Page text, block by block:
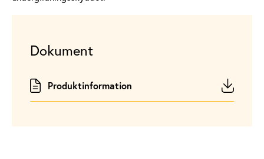
Dokument
Produktinformation